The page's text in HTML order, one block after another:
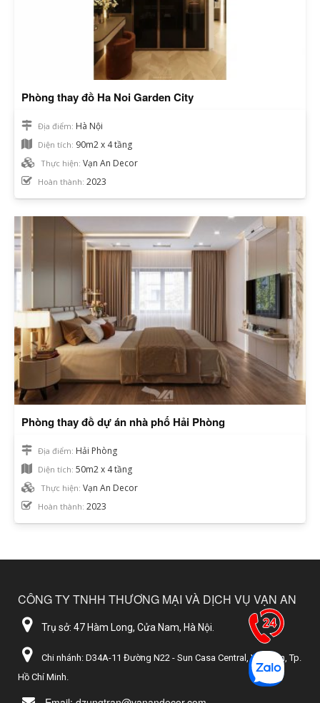
Phòng thay đồ Ha Noi Garden City
Địa điểm: Hà Nội
Diện tích: 90m2 x 4 tầng
Thực hiện: Vạn An Decor
Hoàn thành: 2023
Phòng thay đồ dự án nhà phố Hải Phòng
Địa điểm: Hải Phòng
Diện tích: 50m2 x 4 tầng
Thực hiện: Vạn An Decor
Hoàn thành: 2023
CÔNG TY TNHH THƯƠNG MẠI VÀ DỊCH VỤ VẠN AN
Trụ sở: 47 Hàm Long, Cửa Nam, Hà Nội.
Chi nhánh: D34A-11 Đường N22 - Sun Casa Central, Vĩnh Tân, Tp.
Hồ Chí Minh.